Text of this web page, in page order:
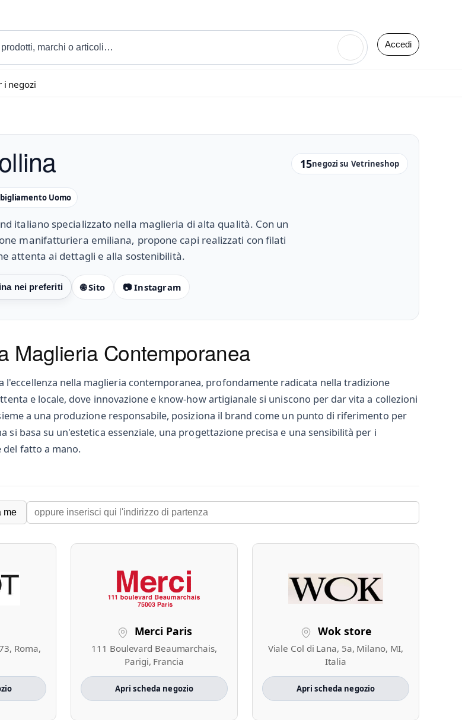
Accedi
i negozi
15negozi su Vetrineshop
Uomo
italiano specializzato nella maglieria di alta qualità. Con un
manifatturiera emiliana, propone capi realizzati con filati
attenta ai dettagli e alla sostenibilità.
🌐 Sito 📷 Instagram
Maglieria Contemporanea
nella maglieria contemporanea, profondamente radicata nella tradizione
e locale, dove innovazione e know-how artigianale si uniscono per dar vita a collezioni
a una produzione responsabile, posiziona il brand come un punto di riferimento per
basa su un'estetica essenziale, una progettazione precisa e una sensibilità per i
fatto a mano.
me
Roma,
Merci Paris
111 Boulevard Beaumarchais,
Parigi, Francia
Apri scheda negozio
Wok store
Viale Col di Lana, 5a, Milano, MI,
Italia
Apri scheda negozio